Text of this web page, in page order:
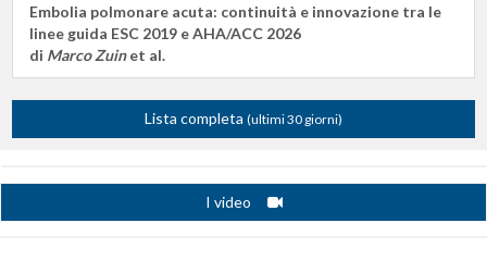
Embolia polmonare acuta: continuità e innovazione tra le
linee guida ESC 2019 e AHA/ACC 2026
di Marco Zuinet al.
Lista completa (ultimi 30 giorni)
I video